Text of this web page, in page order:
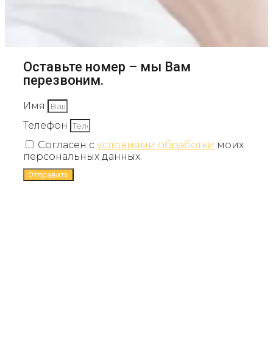
Оставьте номер – мы Вам
перезвоним.
Имя
Телефон
Согласен с условиями обработки моих
персональных данных.
Отправить